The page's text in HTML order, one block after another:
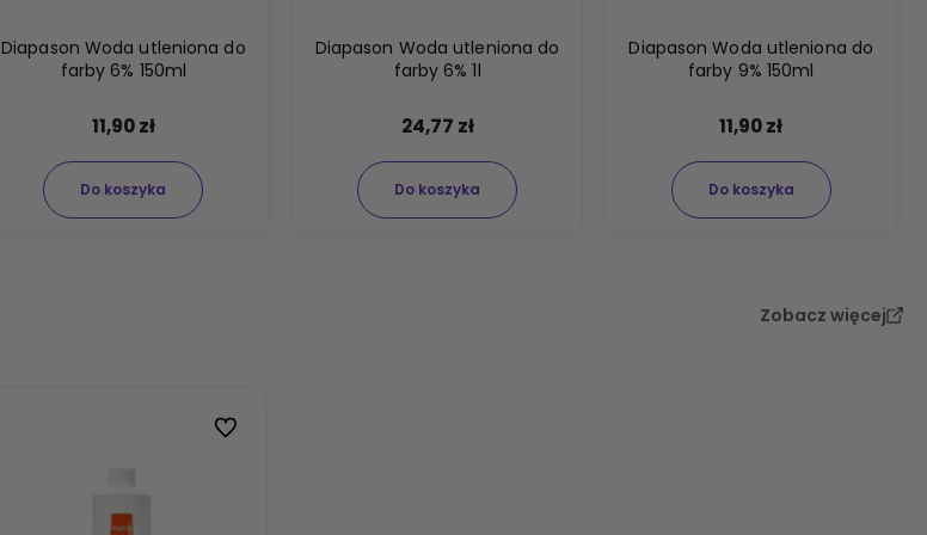
Diapason Woda utleniona do
farby 6% 150ml
11,90 zł
Do koszyka
Diapason Woda utleniona do
farby 6% 1l
24,77 zł
Do koszyka
Diapason Woda utleniona do
farby 9% 150ml
11,90 zł
Do koszyka
Zobacz więcej
Do ulubionych